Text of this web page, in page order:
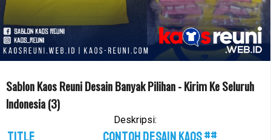
Sablon Kaos Reuni Desain Banyak Pilihan - Kirim Ke Seluruh
Indonesia (3)
Deskripsi: